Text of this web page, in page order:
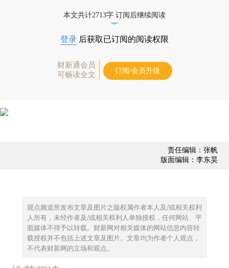
本文共计2713字 订阅后继续阅读
登录 后获取已订阅的阅读权限
财新通会员
可畅读全文
订阅/会员升级
责任编辑：张帆
版面编辑：李东昊
观点频道所发布文章及图片之版权属作者本人及/或相关权利
人所有，未经作者及/或相关权利人单独授权，任何网站、平
面媒体不得予以转载。财新网对相关媒体的网站信息内容转
载授权并不包括上述文章及图片。文章均为作者个人观点，
不代表财新网的立场和观点。